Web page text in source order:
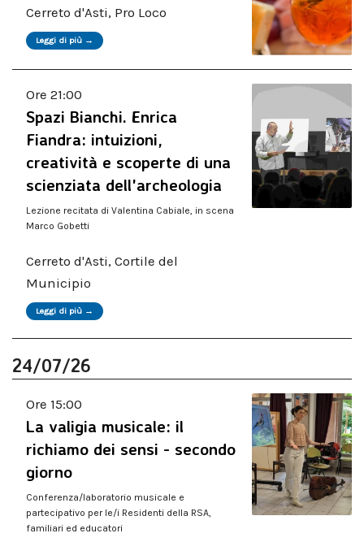
Cerreto d'Asti, Pro Loco
Leggi di più →
Ore 21:00
Spazi Bianchi. Enrica
Fiandra: intuizioni,
creatività e scoperte di una
scienziata dell'archeologia
Lezione recitata di Valentina Cabiale, in scena
Marco Gobetti
Cerreto d'Asti, Cortile del
Municipio
Leggi di più →
24/07/26
Ore 15:00
La valigia musicale: il
richiamo dei sensi - secondo
giorno
Conferenza/laboratorio musicale e
partecipativo per le/i Residenti della RSA,
familiari ed educatori